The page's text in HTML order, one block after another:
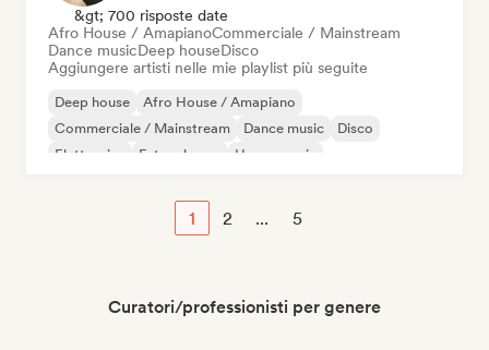
&gt; 700 risposte date
Afro House / AmapianoCommerciale / Mainstream
Dance musicDeep houseDisco
Aggiungere artisti nelle mie playlist più seguite
Deep house
Afro House / Amapiano
Commerciale / Mainstream
Dance music
Disco
Elettronica
Future house House music
1 2 ... 5
Curatori/professionisti per genere